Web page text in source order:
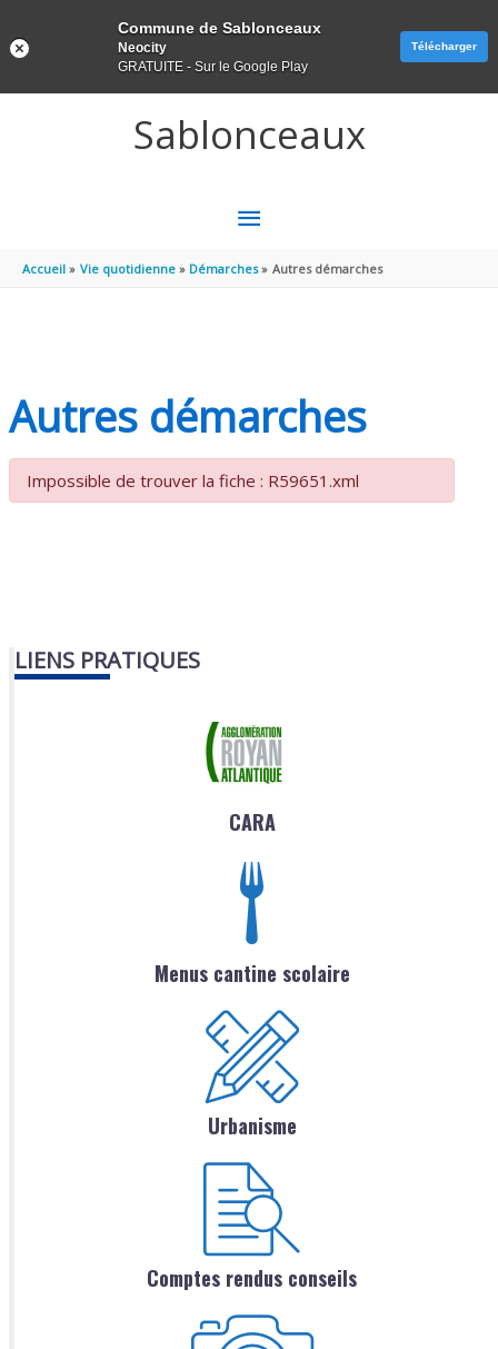
Sablonceaux
MENU
PRINCIPAL
Accueil Vie quotidienne Démarches Autres démarches
Autres démarches
Impossible de trouver la fiche : R59651.xml
LIENS PRATIQUES
CARA
Menus cantine scolaire
Urbanisme
Comptes rendus conseils
Commune de Sablonceaux
Neocity
GRATUITE - Sur le Google Play
Télécharger